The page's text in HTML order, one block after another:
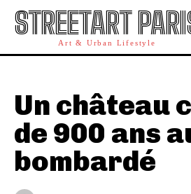
STREETART
Art & Urban Lifestyle
Un château
de 900 ans
bombardé